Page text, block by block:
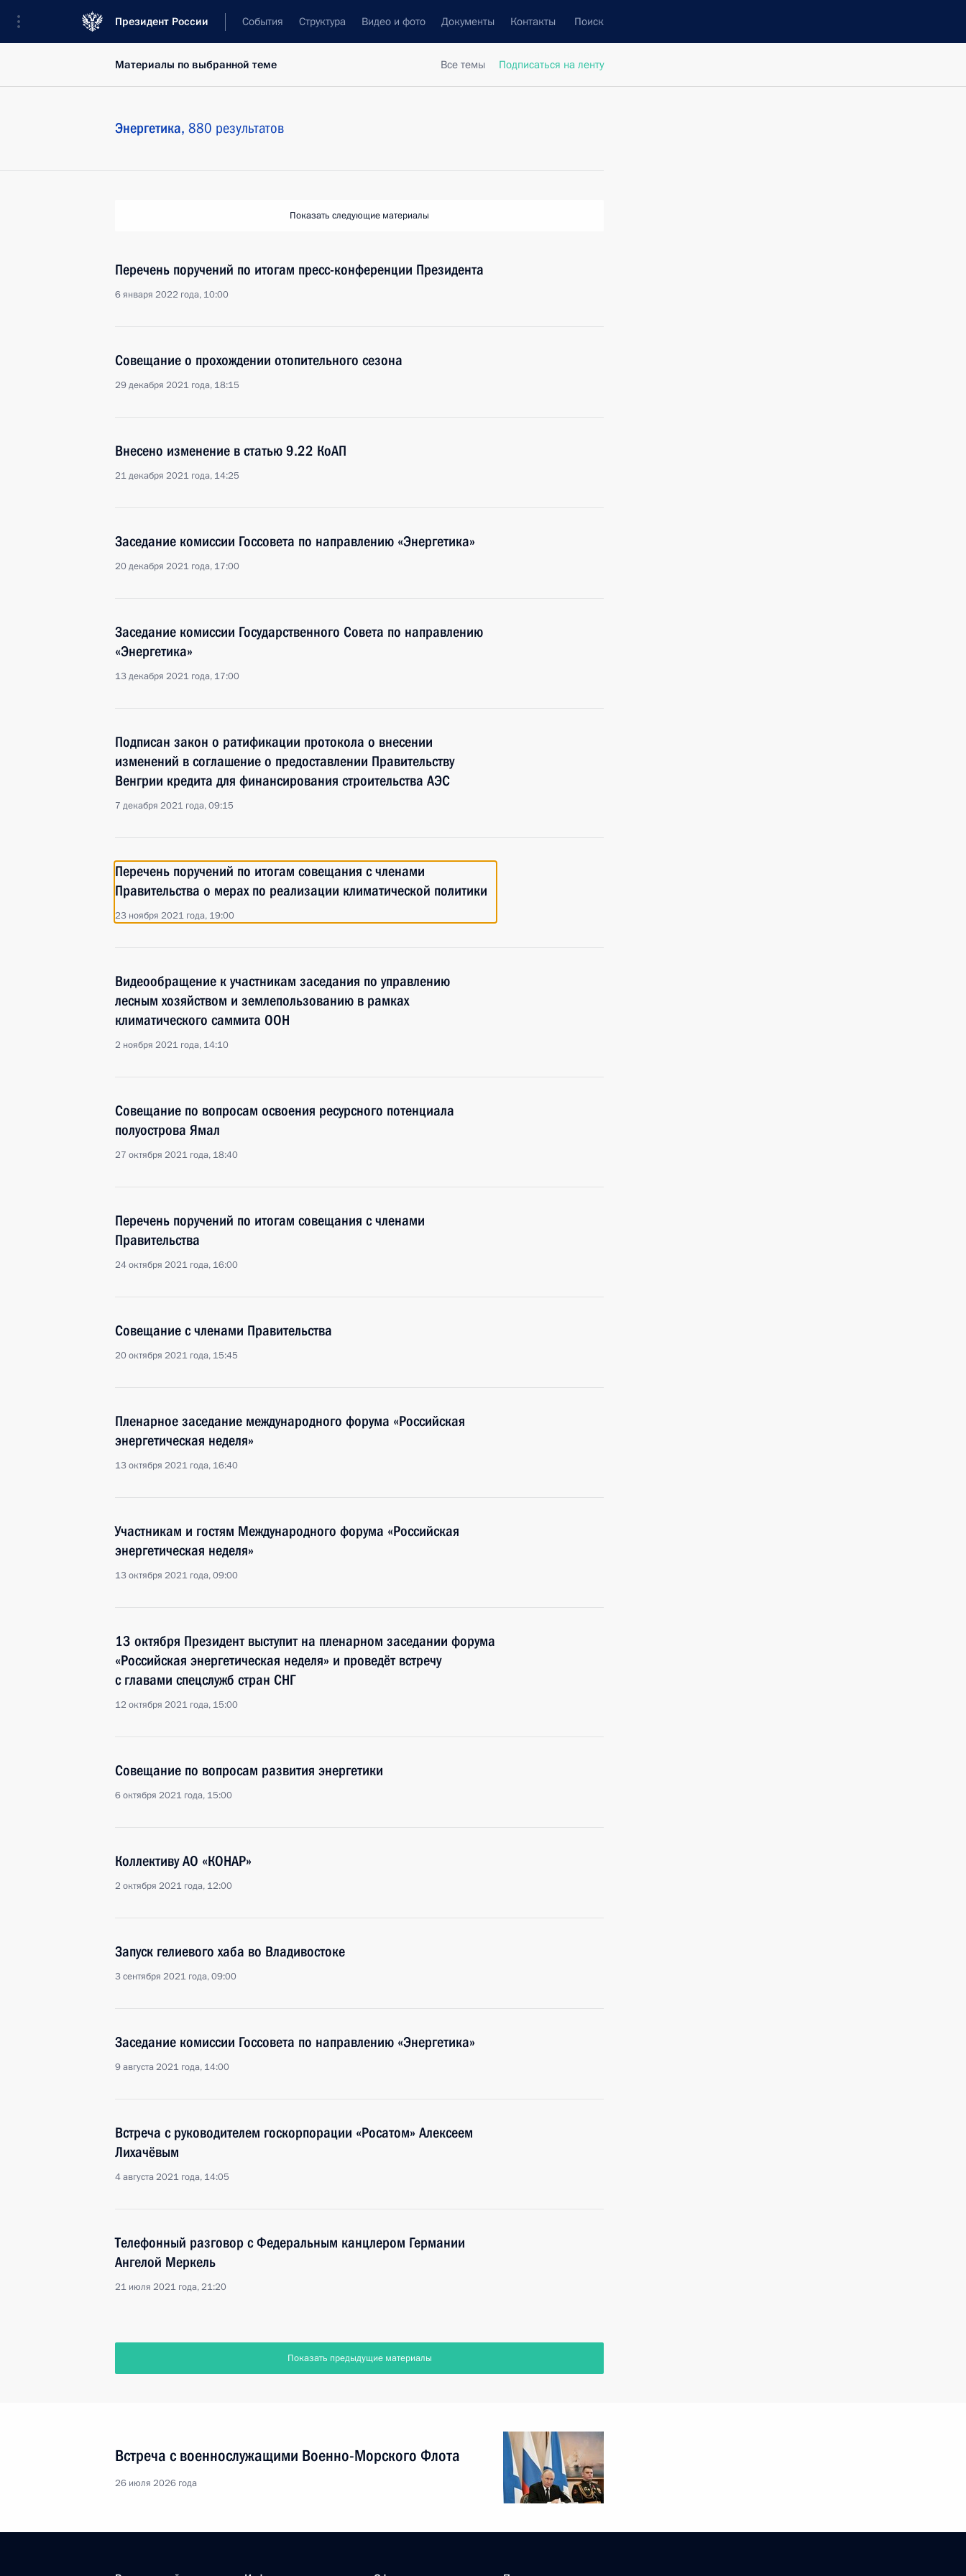
Президент России События Структура Видео и фото Документы Контакты Поиск
Все темы Подписаться на ленту
Материалы по выбранной теме
Энергетика, 880 результатов
Показать следующие материалы
Перечень поручений по итогам пресс-конференции Президента
6 января 2022 года, 10:00
Совещание о прохождении отопительного сезона
29 декабря 2021 года, 18:15
Внесено изменение в статью 9.22 КоАП
21 декабря 2021 года, 14:25
Заседание комиссии Госсовета по направлению «Энергетика»
20 декабря 2021 года, 17:00
Заседание комиссии Государственного Совета по направлению
«Энергетика»
13 декабря 2021 года, 17:00
Подписан закон о ратификации протокола о внесении
изменений в соглашение о предоставлении Правительству
Венгрии кредита для финансирования строительства АЭС
7 декабря 2021 года, 09:15
Перечень поручений по итогам совещания с членами
Правительства о мерах по реализации климатической политики
23 ноября 2021 года, 19:00
Видеообращение к участникам заседания по управлению
лесным хозяйством и землепользованию в рамках
климатического саммита ООН
2 ноября 2021 года, 14:10
Совещание по вопросам освоения ресурсного потенциала
полуострова Ямал
27 октября 2021 года, 18:40
Перечень поручений по итогам совещания с членами
Правительства
24 октября 2021 года, 16:00
Совещание с членами Правительства
20 октября 2021 года, 15:45
Пленарное заседание международного форума «Российская
энергетическая неделя»
13 октября 2021 года, 16:40
Участникам и гостям Международного форума «Российская
энергетическая неделя»
13 октября 2021 года, 09:00
13 октября Президент выступит на пленарном заседании форума
«Российская энергетическая неделя» и проведёт встречу
с главами спецслужб стран СНГ
12 октября 2021 года, 15:00
Совещание по вопросам развития энергетики
6 октября 2021 года, 15:00
Коллективу АО «КОНАР»
2 октября 2021 года, 12:00
Запуск гелиевого хаба во Владивостоке
3 сентября 2021 года, 09:00
Заседание комиссии Госсовета по направлению «Энергетика»
9 августа 2021 года, 14:00
Встреча с руководителем госкорпорации «Росатом» Алексеем
Лихачёвым
4 августа 2021 года, 14:05
Телефонный разговор с Федеральным канцлером Германии
Ангелой Меркель
21 июля 2021 года, 21:20
Показать предыдущие материалы
Встреча с военнослужащими Военно-Морского Флота
26 июля 2026 года